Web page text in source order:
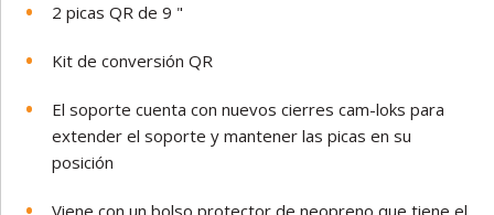
2 picas QR de 9 "
Kit de conversión QR
El soporte cuenta con nuevos cierres cam-loks para
extender el soporte y mantener las picas en su
posición